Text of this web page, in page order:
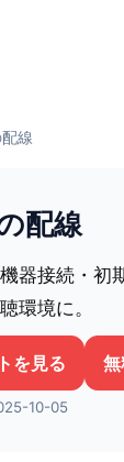
線
配線
器接続・初
環境に。
を見る 無
10-05